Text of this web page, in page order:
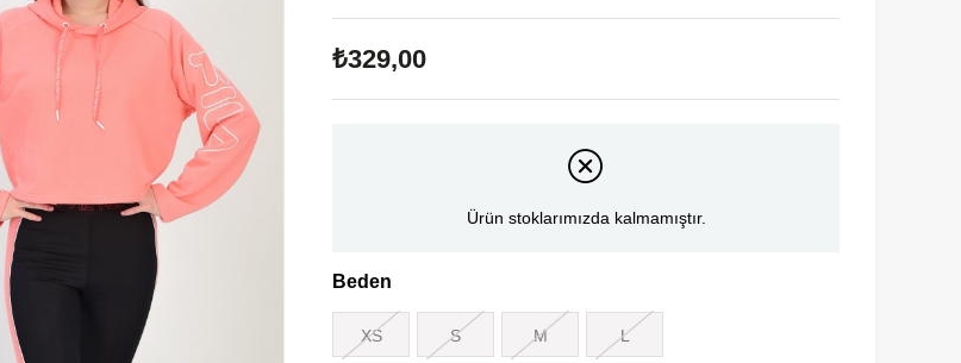
₺329,00
Ürün stoklarımızda kalmamıştır.
Beden
XS S M L